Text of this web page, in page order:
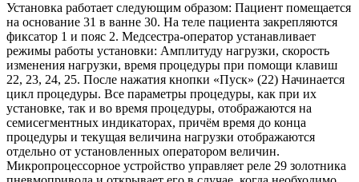
Установка работает следующим образом: Пациент помещается
на основание 31 в ванне 30. На теле пациента закрепляются
фиксатор 1 и пояс 2. Медсестра-оператор устанавливает
режимы работы установки: Амплитуду нагрузки, скорость
изменения нагрузки, время процедуры при помощи клавиш
22, 23, 24, 25. После нажатия кнопки «Пуск» (22) Начинается
цикл процедуры. Все параметры процедуры, как при их
установке, так и во время процедуры, отображаются на
семисегментных индикаторах, причём время до конца
процедуры и текущая величина нагрузки отображаются
отдельно от установленных оператором величин.
Микропроцессорное устройство управляет реле 29 золотника